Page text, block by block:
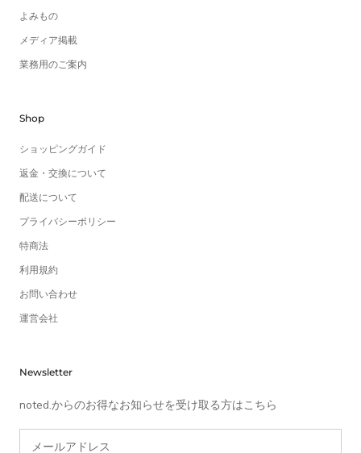
よみもの
メディア掲載
業務用のご案内
Shop
ショッピングガイド
返金・交換について
配送について
プライバシーポリシー
特商法
利用規約
お問い合わせ
運営会社
Newsletter
noted.からのお得なお知らせを受け取る方はこちら